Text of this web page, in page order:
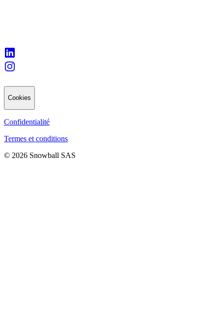
Cookies
Confidentialité
Termes et conditions
© 2026 Snowball SAS